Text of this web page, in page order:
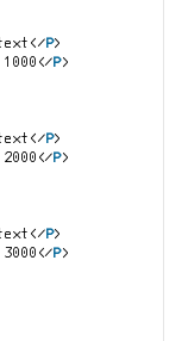
text</P>
1000</P>
text</P>
2000</P>
text</P>
3000</P>